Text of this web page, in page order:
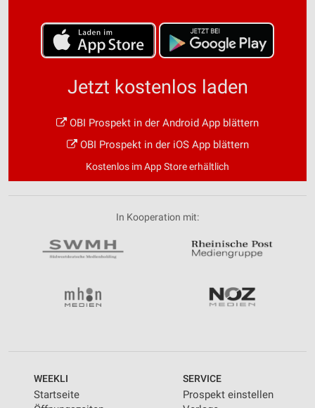
Jetzt kostenlos laden
OBI Prospekt in der Android App blättern
OBI Prospekt in der iOS App blättern
Kostenlos im App Store erhältlich
In Kooperation mit:
WEEKLI
Startseite
SERVICE
Prospekt einstellen